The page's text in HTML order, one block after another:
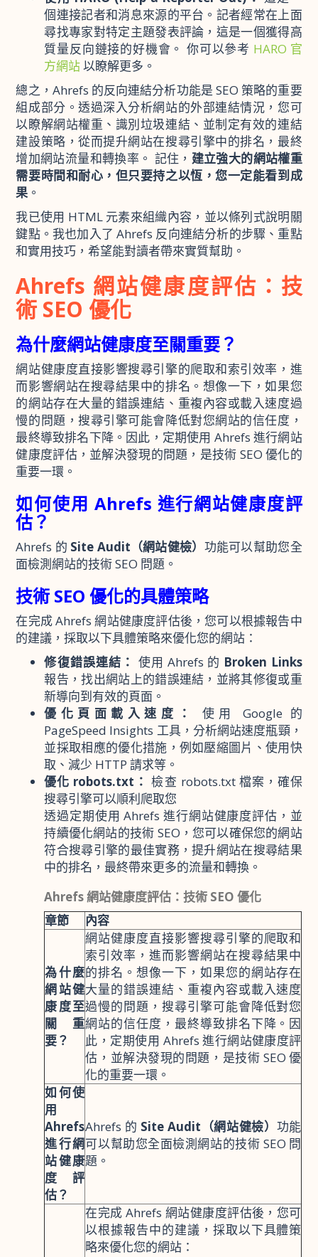
個連接記者和消息來源的平台。記者經常在上面
尋找專家對特定主題發表評論，這是一個獲得高
質量反向鏈接的好機會。 你可以參考 HARO 官
方網站以瞭解更多。
總之，Ahrefs 的反向連結分析功能是 SEO 策略的重要
組成部分。透過深入分析網站的外部連結情況，您可
以瞭解網站權重、識別垃圾連結、並制定有效的連結
建設策略，從而提升網站在搜尋引擎中的排名，最終
增加網站流量和轉換率。 記住， 建立強大的網站權重
需要時間和耐心，但只要持之以恆，您一定能看到成
果 。
我已使用 HTML 元素來組織內容，並以條列式說明關
鍵點。我也加入了 Ahrefs 反向連結分析的步驟、重點
和實用技巧，希望能對讀者帶來實質幫助。
Ahrefs 網站健康度評估：技
術 SEO 優化
為什麼網站健康度至關重要？
網站健康度直接影響搜尋引擎的爬取和索引效率，進
而影響網站在搜尋結果中的排名。想像一下，如果您
的網站存在大量的錯誤連結、重複內容或載入速度過
慢的問題，搜尋引擎可能會降低對您網站的信任度，
最終導致排名下降。因此，定期使用 Ahrefs 進行網站
健康度評估，並解決發現的問題，是技術 SEO 優化的
重要一環。
如何使用 Ahrefs 進行網站健康度評
估？
Ahrefs 的 Site Audit（網站健檢） 功能可以幫助您全
面檢測網站的技術 SEO 問題。
技術 SEO 優化的具體策略
在完成 Ahrefs 網站健康度評估後，您可以根據報告中
的建議，採取以下具體策略來優化您的網站：
修復錯誤連結： 使用 Ahrefs 的 Broken Links
報告，找出網站上的錯誤連結，並將其修復或重
新導向到有效的頁面。
優化頁面載入速度：
使用 Google 的
PageSpeed Insights 工具，分析網站速度瓶頸，
並採取相應的優化措施，例如壓縮圖片、使用快
取、減少 HTTP 請求等。
優化 robots.txt： 檢查 robots.txt 檔案，確保
搜尋引擎可以順利爬取您
透過定期使用 Ahrefs 進行網站健康度評估，並
持續優化網站的技術 SEO，您可以確保您的網站
符合搜尋引擎的最佳實務，提升網站在搜尋結果
中的排名，最終帶來更多的流量和轉換。
Ahrefs 網站健康度評估：技術 SEO 優化
章節
內容
為什麼
網站健
康度至
關重
要？
網站健康度直接影響搜尋引擎的爬取和
索引效率，進而影響網站在搜尋結果中
的排名。想像一下，如果您的網站存在
大量的錯誤連結、重複內容或載入速度
過慢的問題，搜尋引擎可能會降低對您
網站的信任度，最終導致排名下降。因
此，定期使用 Ahrefs 進行網站健康度評
估，並解決發現的問題，是技術 SEO 優
化的重要一環。
如何使
用
Ahrefs
進行網
站健康
度評
估？
Ahrefs 的 Site Audit（網站健檢） 功能
可以幫助您全面檢測網站的技術 SEO 問
題。
在完成 Ahrefs 網站健康度評估後，您可
以根據報告中的建議，採取以下具體策
略來優化您的網站：